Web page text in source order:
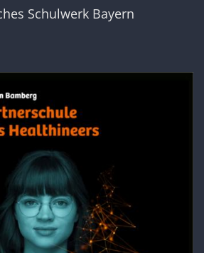
Schulwerk Bayern